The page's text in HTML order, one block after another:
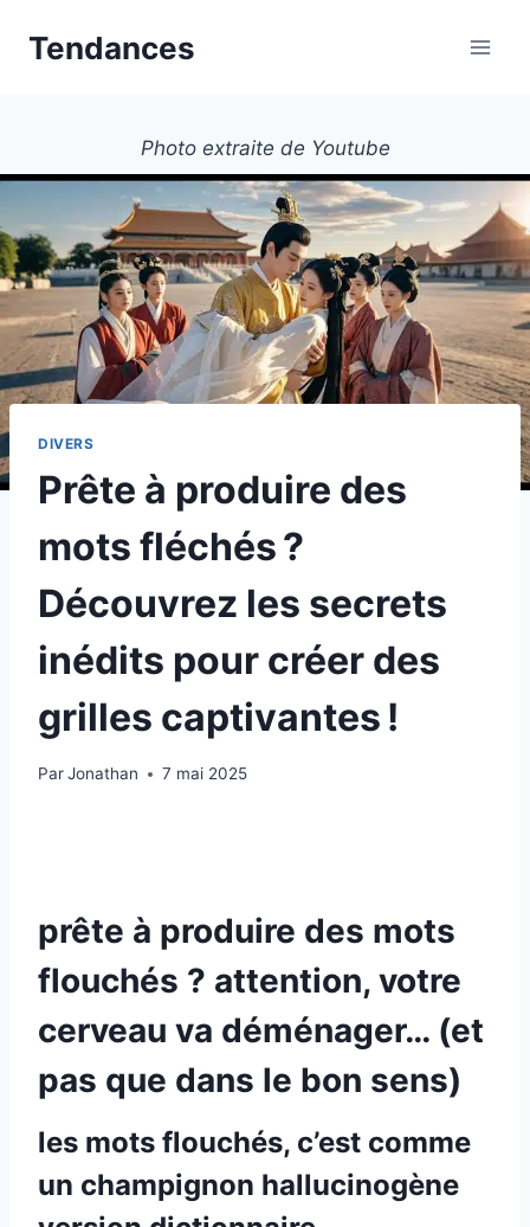
Tendances
Photo extraite de Youtube
DIVERS
Prête à produire des
mots fléchés ?
Découvrez les secrets
inédits pour créer des
grilles captivantes !
ParJonathan 7 mai 2025
prête à produire des mots
flouchés ? attention, votre
cerveau va déménager… (et
pas que dans le bon sens)
les mots flouchés, c’est comme
un champignon hallucinogène